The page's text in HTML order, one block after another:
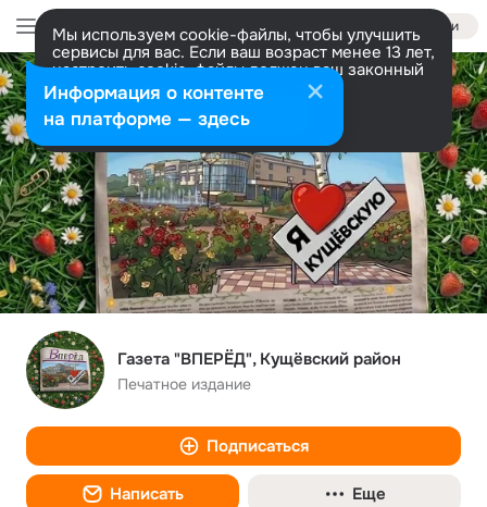
Войти
Мы используем cookie-файлы, чтобы улучшить
сервисы для вас. Если ваш возраст менее 13 лет,
настроить cookie-файлы должен ваш законный
представитель. Больше информации
Разрешить все Настроить
Газета "ВПЕРЁД", Кущёвский район
Печатное издание
Подписаться
Написать Еще
Информация о контенте
на платформе — здесь